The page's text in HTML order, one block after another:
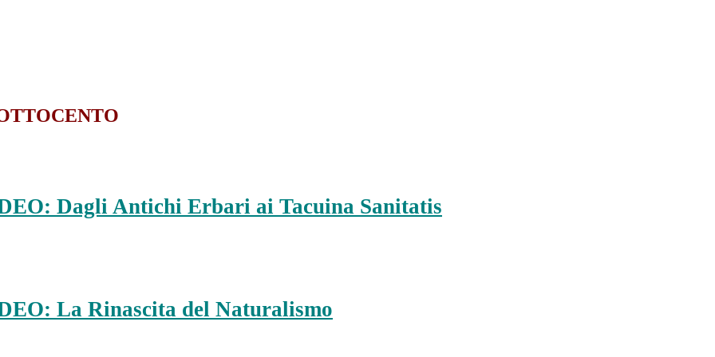
Dagli Antichi Erbari ai Tacuina Sanitatis
La Rinascita del Naturalismo